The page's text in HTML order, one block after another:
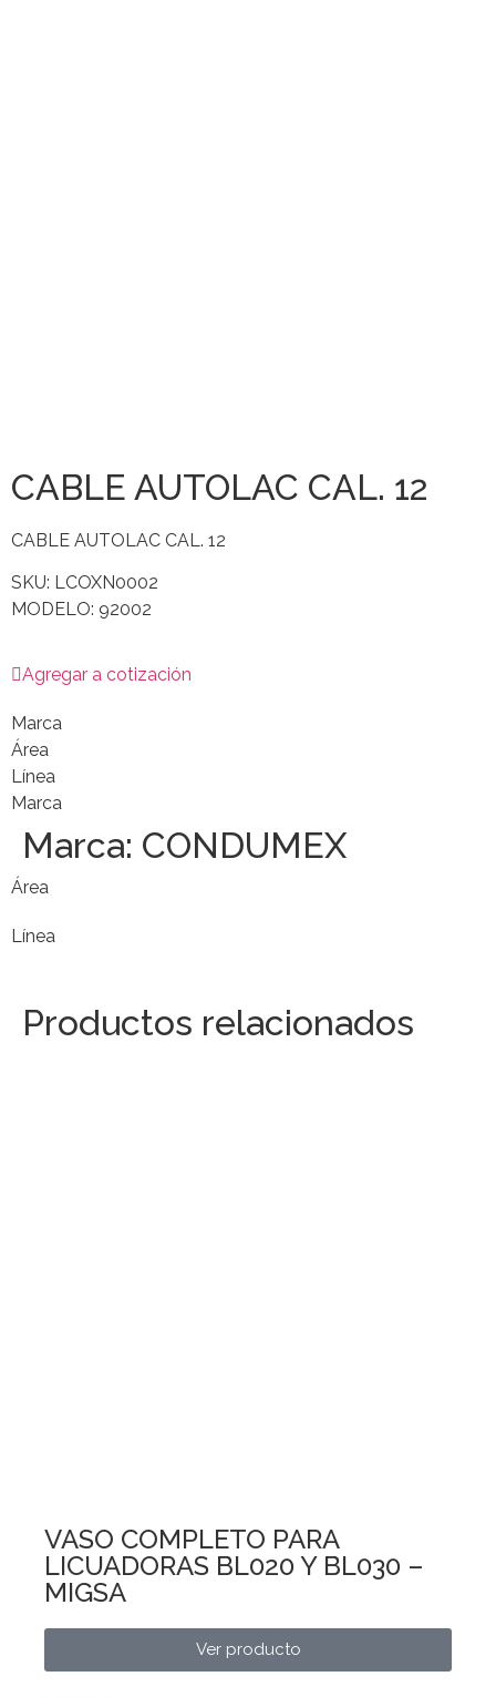
CABLE AUTOLAC CAL. 12
CABLE AUTOLAC CAL. 12
SKU: LCOXN0002
MODELO: 92002
Agregar a cotización
Marca
Área
Línea
Marca
Marca: CONDUMEX
Área
Línea
Productos relacionados
VASO COMPLETO PARA
LICUADORAS BL020 Y BL030 –
MIGSA
Ver producto